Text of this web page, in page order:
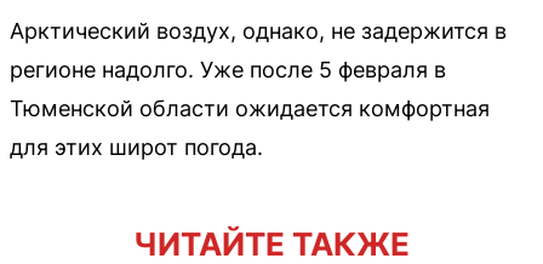
Арктический воздух, однако, не задержится в
регионе надолго. Уже после 5 февраля в
Тюменской области ожидается комфортная
для этих широт погода.
ЧИТАЙТЕ ТАКЖЕ